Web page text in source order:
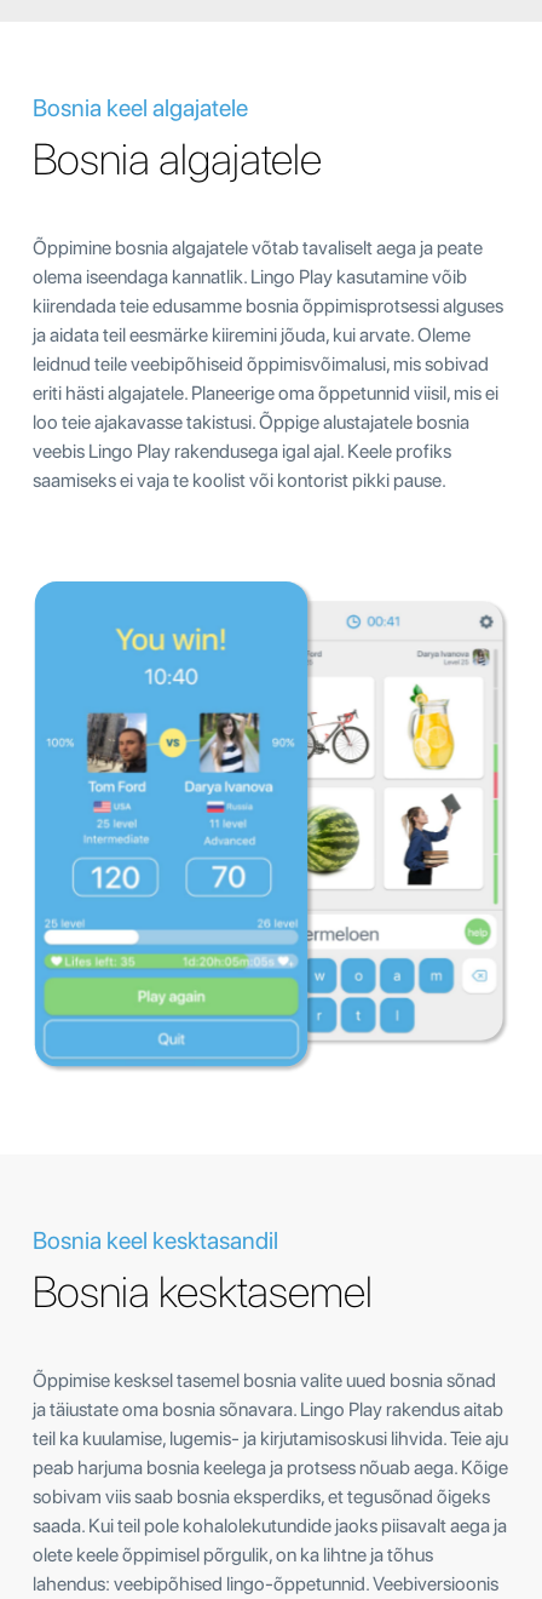
Bosnia keel algajatele
Bosnia algajatele
Õppimine bosnia algajatele võtab tavaliselt aega ja peate
olema iseendaga kannatlik. Lingo Play kasutamine võib
kiirendada teie edusamme bosnia õppimisprotsessi alguses
ja aidata teil eesmärke kiiremini jõuda, kui arvate. Oleme
leidnud teile veebipõhiseid õppimisvõimalusi, mis sobivad
eriti hästi algajatele. Planeerige oma õppetunnid viisil, mis ei
loo teie ajakavasse takistusi. Õppige alustajatele bosnia
veebis Lingo Play rakendusega igal ajal. Keele profiks
saamiseks ei vaja te koolist või kontorist pikki pause.
Bosnia keel kesktasandil
Bosnia kesktasemel
Õppimise kesksel tasemel bosnia valite uued bosnia sõnad
ja täiustate oma bosnia sõnavara. Lingo Play rakendus aitab
teil ka kuulamise, lugemis- ja kirjutamisoskusi lihvida. Teie aju
peab harjuma bosnia keelega ja protsess nõuab aega. Kõige
sobivam viis saab bosnia eksperdiks, et tegusõnad õigeks
saada. Kui teil pole kohalolekutundide jaoks piisavalt aega ja
olete keele õppimisel põrgulik, on ka lihtne ja tõhus
lahendus: veebipõhised lingo-õppetunnid. Veebiversioonis